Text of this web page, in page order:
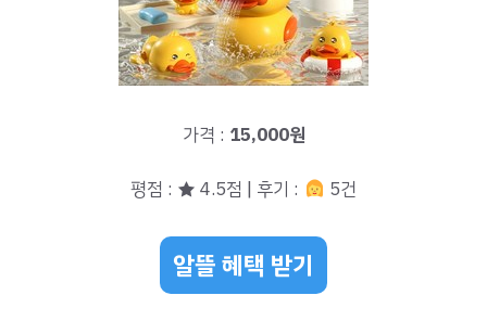
가격 : 15,000원
평점 : ★ 4.5점 | 후기 : 5건
알뜰 혜택 받기